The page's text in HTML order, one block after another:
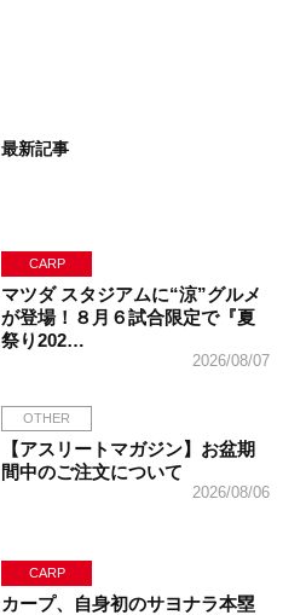
最新記事
CARP
マツダ スタジアムに“涼”グルメ
が登場！８月６試合限定で『夏
祭り202…
2026/08/07
OTHER
【アスリートマガジン】お盆期
間中のご注文について
2026/08/06
CARP
カープ、自身初のサヨナラ本塁